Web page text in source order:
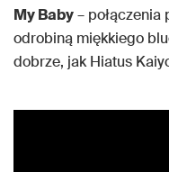
My Baby–
odrobiną miękkiego
dobrze, jak Hiatus